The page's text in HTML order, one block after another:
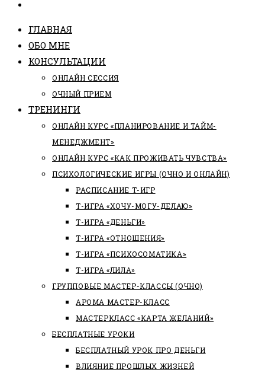
ГЛАВНАЯ
ОБО МНЕ
КОНСУЛЬТАЦИИ
ОНЛАЙН СЕССИЯ
ОЧНЫЙ ПРИЕМ
ТРЕНИНГИ
ОНЛАЙН КУРС «ПЛАНИРОВАНИЕ И ТАЙМ-
МЕНЕДЖМЕНТ»
ОНЛАЙН КУРС «КАК ПРОЖИВАТЬ ЧУВСТВА»
ПСИХОЛОГИЧЕСКИЕ ИГРЫ (ОЧНО И ОНЛАЙН)
РАСПИСАНИЕ Т-ИГР
Т-ИГРА «ХОЧУ-МОГУ-ДЕЛАЮ»
Т-ИГРА «ДЕНЬГИ»
Т-ИГРА «ОТНОШЕНИЯ»
Т-ИГРА «ПСИХОСОМАТИКА»
Т-ИГРА «ЛИЛА»
ГРУППОВЫЕ МАСТЕР-КЛАССЫ (ОЧНО)
АРОМА МАСТЕР-КЛАСС
МАСТЕРКЛАСС «КАРТА ЖЕЛАНИЙ»
БЕСПЛАТНЫЕ УРОКИ
БЕСПЛАТНЫЙ УРОК ПРО ДЕНЬГИ
ВЛИЯНИЕ ПРОШЛЫХ ЖИЗНЕЙ